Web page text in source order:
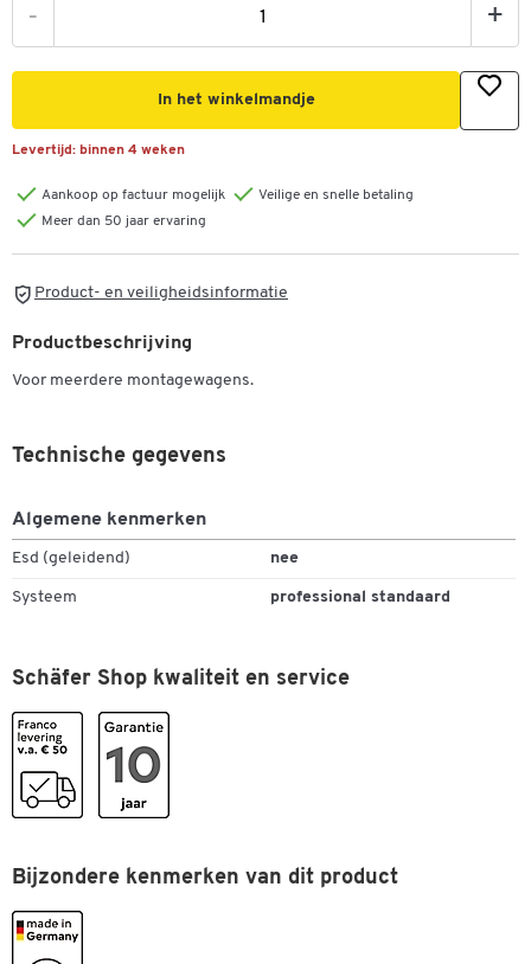
- +
In het winkelmandje
Levertijd: binnen 4 weken
Aankoop op factuur mogelijk
Veilige en snelle betaling
Meer dan 50 jaar ervaring
Product- en veiligheidsinformatie
Productbeschrijving
Voor meerdere montagewagens.
Technische gegevens
Algemene kenmerken
Esd (geleidend) nee
Systeem professional standaard
Schäfer Shop kwaliteit en service
Bijzondere kenmerken van dit product